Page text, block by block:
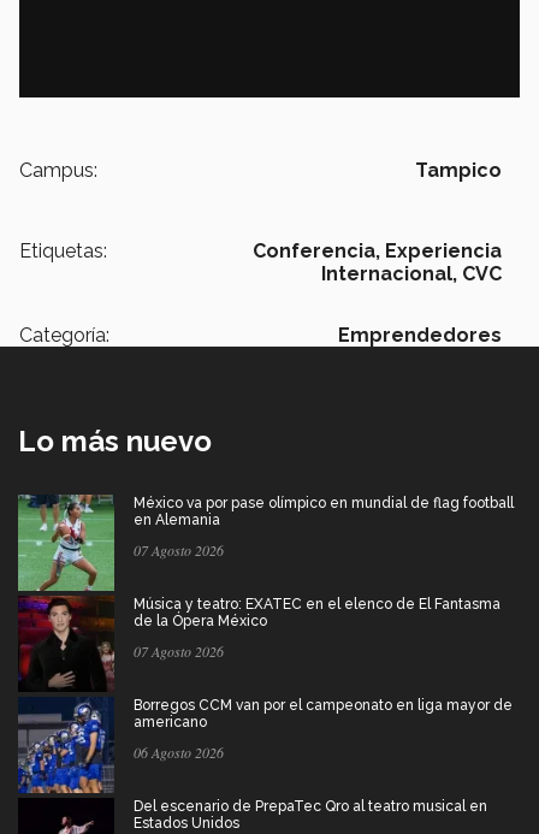
Campus: Tampico
Etiquetas: Conferencia, Experiencia
Internacional, CVC
Categoría: Emprendedores
Lo más nuevo
México va por pase olímpico en mundial de flag football
en Alemania
07 Agosto 2026
Música y teatro: EXATEC en el elenco de El Fantasma
de la Ópera México
07 Agosto 2026
Borregos CCM van por el campeonato en liga mayor de
americano
06 Agosto 2026
Del escenario de PrepaTec Qro al teatro musical en
Estados Unidos